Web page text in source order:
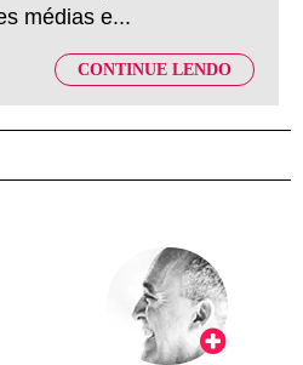
médias e...
CONTINUE LENDO